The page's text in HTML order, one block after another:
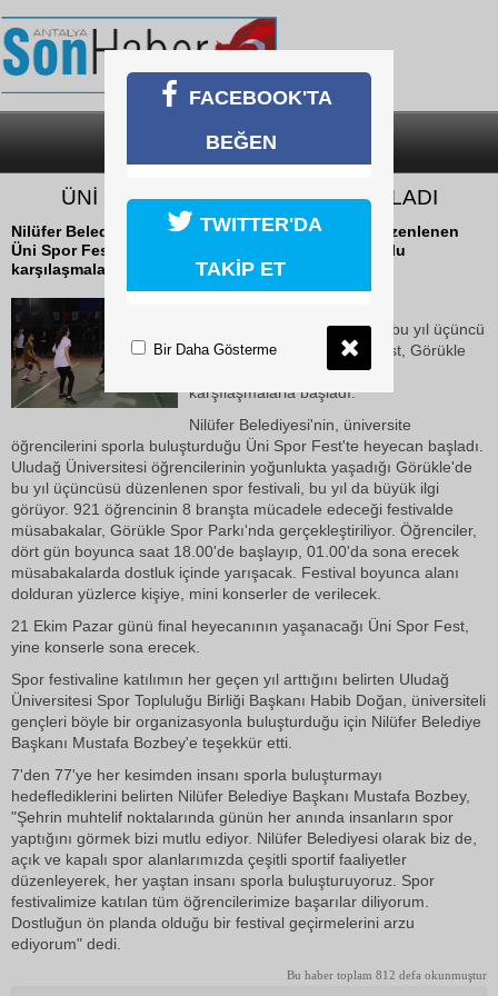
SON DAKİKA
ÜNİ SPOR FEST HEYECANI BAŞLADI
Nilüfer Belediyesi tarafından bu yıl üçüncü kez düzenlenen
Üni Spor Fest, Görükle Spor Parkı'nda heyecan dolu
karşılaşmalarla başladı.
Nilüfer Belediyesi tarafından bu yıl üçüncü
kez düzenlenen Üni Spor Fest, Görükle
Spor Parkı'nda heyecan dolu
karşılaşmalarla başladı.
Nilüfer Belediyesi'nin, üniversite
öğrencilerini sporla buluşturduğu Üni Spor Fest'te heyecan başladı.
Uludağ Üniversitesi öğrencilerinin yoğunlukta yaşadığı Görükle'de
bu yıl üçüncüsü düzenlenen spor festivali, bu yıl da büyük ilgi
görüyor. 921 öğrencinin 8 branşta mücadele edeceği festivalde
müsabakalar, Görükle Spor Parkı'nda gerçekleştiriliyor. Öğrenciler,
dört gün boyunca saat 18.00'de başlayıp, 01.00'da sona erecek
müsabakalarda dostluk içinde yarışacak. Festival boyunca alanı
dolduran yüzlerce kişiye, mini konserler de verilecek.
21 Ekim Pazar günü final heyecanının yaşanacağı Üni Spor Fest,
yine konserle sona erecek.
Spor festivaline katılımın her geçen yıl arttığını belirten Uludağ
Üniversitesi Spor Topluluğu Birliği Başkanı Habib Doğan, üniversiteli
gençleri böyle bir organizasyonla buluşturduğu için Nilüfer Belediye
Başkanı Mustafa Bozbey'e teşekkür etti.
7'den 77'ye her kesimden insanı sporla buluşturmayı
hedeflediklerini belirten Nilüfer Belediye Başkanı Mustafa Bozbey,
"Şehrin muhtelif noktalarında günün her anında insanların spor
yaptığını görmek bizi mutlu ediyor. Nilüfer Belediyesi olarak biz de,
açık ve kapalı spor alanlarımızda çeşitli sportif faaliyetler
düzenleyerek, her yaştan insanı sporla buluşturuyoruz. Spor
festivalimize katılan tüm öğrencilerimize başarılar diliyorum.
Dostluğun ön planda olduğu bir festival geçirmelerini arzu
ediyorum" dedi.
Bu haber toplam 812 defa okunmuştur
FACEBOOK'TA
BEĞEN
TWITTER'DA
TAKİP ET
Bir Daha Gösterme